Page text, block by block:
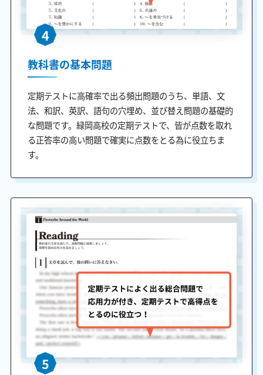
4
教科書の基本問題
定期テストに高確率で出る頻出問題のうち、単語、文
法、和訳、英訳、語句の穴埋め、並び替え問題の基礎的
な問題です。緑岡高校の定期テストで、皆が点数を取れ
る正答率の高い問題で確実に点数をとる為に役立ちま
す。
5